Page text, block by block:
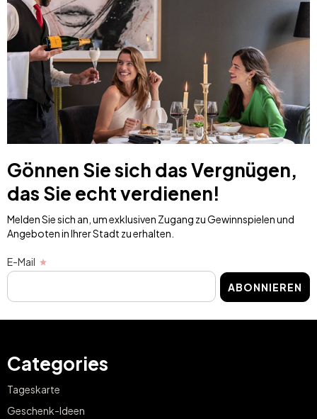
Gönnen Sie sich das Vergnügen,
das Sie echt verdienen!
Melden Sie sich an, um exklusiven Zugang zu Gewinnspielen und
Angeboten in Ihrer Stadt zu erhalten.
E-Mail
ABONNIEREN
Categories
Tageskarte
Geschenk-Ideen